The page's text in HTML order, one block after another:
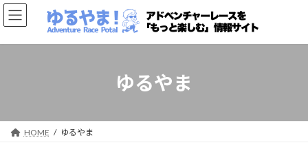
コ
ン
ン
ナ
ビ
ー
ゆるやま
HOME ゆるやま